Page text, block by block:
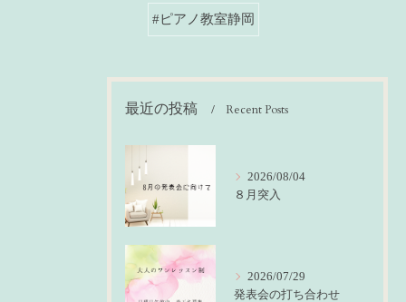
#ピアノ教室静岡
最近の投稿 Recent Posts
2026/08/04
８月突入
2026/07/29
発表会の打ち合わせ